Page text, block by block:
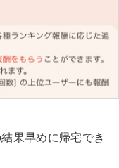
果早めに帰宅でき